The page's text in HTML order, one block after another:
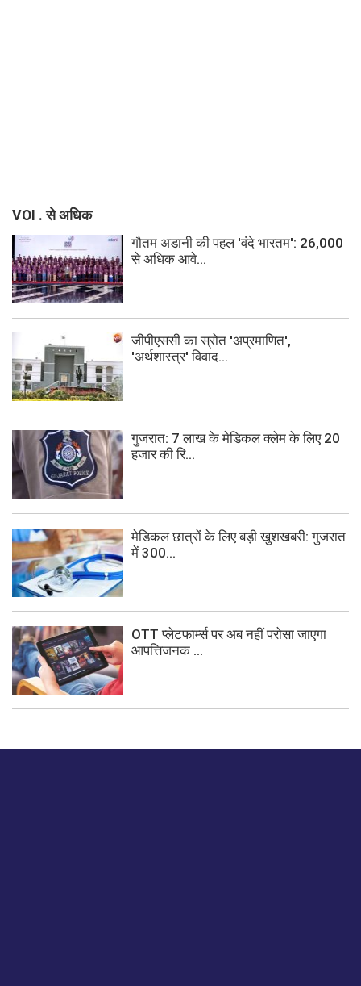
VOI . से अधिक
गौतम अडानी की पहल 'वंदे भारतम': 26,000
से अधिक आवे...
जीपीएससी का स्रोत 'अप्रमाणित',
'अर्थशास्त्र' विवाद...
गुजरात: 7 लाख के मेडिकल क्लेम के लिए 20
हजार की रि...
मेडिकल छात्रों के लिए बड़ी खुशखबरी: गुजरात
में 300...
OTT प्लेटफार्म्स पर अब नहीं परोसा जाएगा
आपत्तिजनक ...